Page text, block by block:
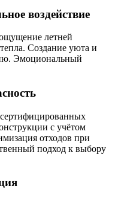
воздействие
летней
Создание уюта и
Эмоциональный
с учётом
отходов при
подход к выбору